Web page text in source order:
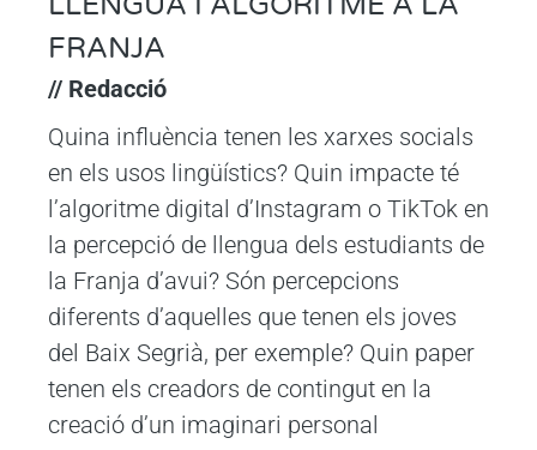
FRANJA
// Redacció
Quina influència tenen les xarxes socials
en els usos lingüístics? Quin impacte té
l’algoritme digital d’Instagram o TikTok en
la percepció de llengua dels estudiants de
la Franja d’avui? Són percepcions
diferents d’aquelles que tenen els joves
del Baix Segrià, per exemple? Quin paper
tenen els creadors de contingut en la
creació d’un imaginari personal